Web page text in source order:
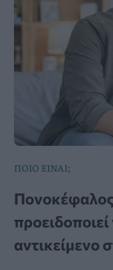
ΠΟΙΟ ΕΙΝΑΙ;
αντικείμενο